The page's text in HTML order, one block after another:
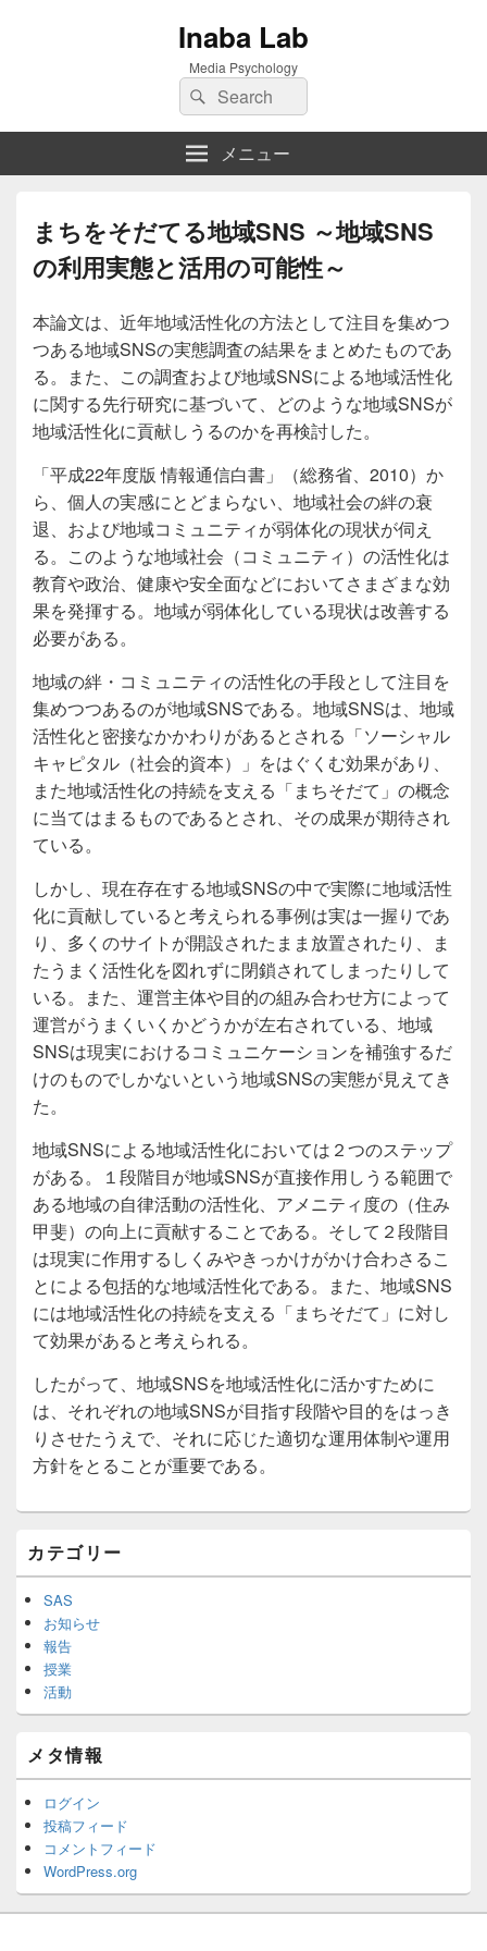
Inaba Lab
Media Psychology
検
索:
検
索
メニュー
まちをそだてる地域SNS ～地域SNS
の利用実態と活用の可能性～
本論文は、近年地域活性化の方法として注目を集めつ
つある地域SNSの実態調査の結果をまとめたものであ
る。また、この調査および地域SNSによる地域活性化
に関する先行研究に基づいて、どのような地域SNSが
地域活性化に貢献しうるのかを再検討した。
「平成22年度版 情報通信白書」（総務省、2010）か
ら、個人の実感にとどまらない、地域社会の絆の衰
退、および地域コミュニティが弱体化の現状が伺え
る。このような地域社会（コミュニティ）の活性化は
教育や政治、健康や安全面などにおいてさまざまな効
果を発揮する。地域が弱体化している現状は改善する
必要がある。
地域の絆・コミュニティの活性化の手段として注目を
集めつつあるのが地域SNSである。地域SNSは、地域
活性化と密接なかかわりがあるとされる「ソーシャル
キャピタル（社会的資本）」をはぐくむ効果があり、
また地域活性化の持続を支える「まちそだて」の概念
に当てはまるものであるとされ、その成果が期待され
ている。
しかし、現在存在する地域SNSの中で実際に地域活性
化に貢献していると考えられる事例は実は一握りであ
り、多くのサイトが開設されたまま放置されたり、ま
たうまく活性化を図れずに閉鎖されてしまったりして
いる。また、運営主体や目的の組み合わせ方によって
運営がうまくいくかどうかが左右されている、地域
SNSは現実におけるコミュニケーションを補強するだ
けのものでしかないという地域SNSの実態が見えてき
た。
地域SNSによる地域活性化においては２つのステップ
がある。１段階目が地域SNSが直接作用しうる範囲で
ある地域の自律活動の活性化、アメニティ度の（住み
甲斐）の向上に貢献することである。そして２段階目
は現実に作用するしくみやきっかけがかけ合わさるこ
とによる包括的な地域活性化である。また、地域SNS
には地域活性化の持続を支える「まちそだて」に対し
て効果があると考えられる。
したがって、地域SNSを地域活性化に活かすために
は、それぞれの地域SNSが目指す段階や目的をはっき
りさせたうえで、それに応じた適切な運用体制や運用
方針をとることが重要である。
イ
ン
サ
イ
バ
ー
ウ
ィ
ッ
エ
リ
ア
カテゴリー
SAS
お知らせ
報告
授業
活動
メタ情報
ログイン
投稿フィード
コメントフィード
WordPress.org